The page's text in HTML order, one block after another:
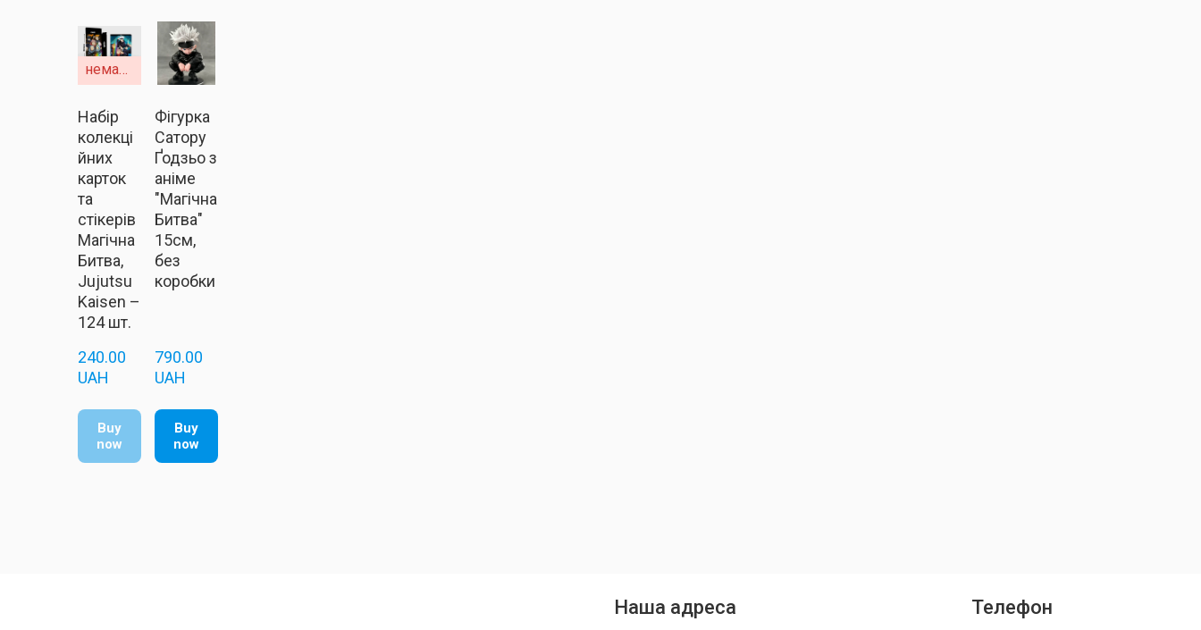
немає в наявності
Набір
колекці
йних
карток
та
стікерів
Магічна
Битва,
Jujutsu
Kaisen –
124 шт.
240.00
UAH
Buy
now
Фігурка
Сатору
Ґодзьо з
аніме
"Магічна
Битва"
15см,
без
коробки
790.00
UAH
Buy
now
Наша адреса Телефон